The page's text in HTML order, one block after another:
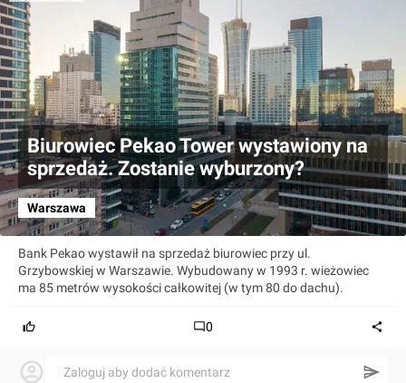
Biurowiec Pekao Tower wystawiony na
sprzedaż. Zostanie wyburzony?
Warszawa
Bank Pekao wystawił na sprzedaż biurowiec przy ul.
Grzybowskiej w Warszawie. Wybudowany w 1993 r. wieżowiec
ma 85 metrów wysokości całkowitej (w tym 80 do dachu).
0
Zaloguj aby dodać komentarz